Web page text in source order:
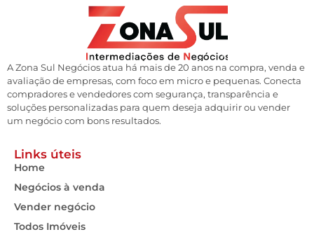
A Zona Sul Negócios atua há mais de 20 anos na compra, venda e
avaliação de empresas, com foco em micro e pequenas. Conecta
compradores e vendedores com segurança, transparência e
soluções personalizadas para quem deseja adquirir ou vender
um negócio com bons resultados.
Links úteis
Home
Negócios à venda
Vender negócio
Todos Imóveis